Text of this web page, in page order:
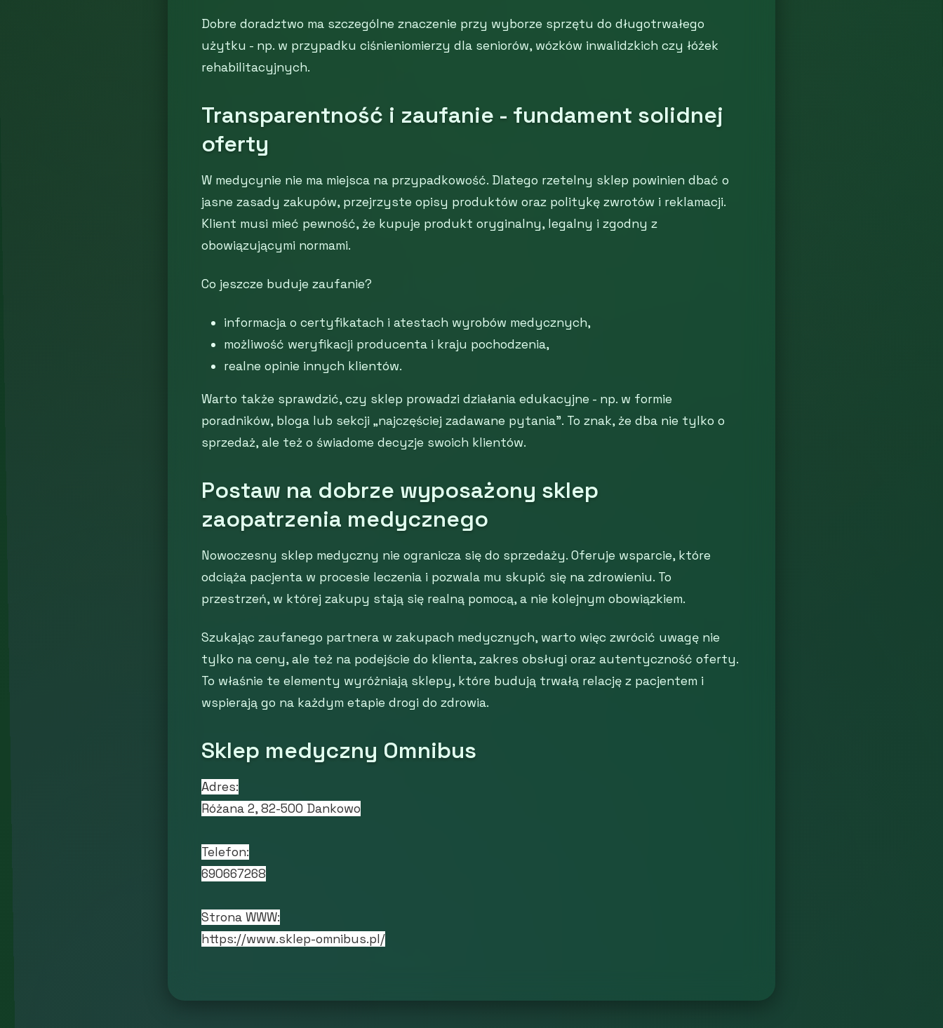
Dobre doradztwo ma szczególne znaczenie przy wyborze sprzętu do długotrwałego
użytku - np. w przypadku ciśnieniomierzy dla seniorów, wózków inwalidzkich czy łóżek
rehabilitacyjnych.
Transparentność i zaufanie - fundament solidnej
oferty
W medycynie nie ma miejsca na przypadkowość. Dlatego rzetelny sklep powinien dbać o
jasne zasady zakupów, przejrzyste opisy produktów oraz politykę zwrotów i reklamacji.
Klient musi mieć pewność, że kupuje produkt oryginalny, legalny i zgodny z
obowiązującymi normami.
Co jeszcze buduje zaufanie?
informacja o certyfikatach i atestach wyrobów medycznych,
możliwość weryfikacji producenta i kraju pochodzenia,
realne opinie innych klientów.
Warto także sprawdzić, czy sklep prowadzi działania edukacyjne - np. w formie
poradników, bloga lub sekcji „najczęściej zadawane pytania”. To znak, że dba nie tylko o
sprzedaż, ale też o świadome decyzje swoich klientów.
Postaw na dobrze wyposażony sklep
zaopatrzenia medycznego
Nowoczesny sklep medyczny nie ogranicza się do sprzedaży. Oferuje wsparcie, które
odciąża pacjenta w procesie leczenia i pozwala mu skupić się na zdrowieniu. To
przestrzeń, w której zakupy stają się realną pomocą, a nie kolejnym obowiązkiem.
Szukając zaufanego partnera w zakupach medycznych, warto więc zwrócić uwagę nie
tylko na ceny, ale też na podejście do klienta, zakres obsługi oraz autentyczność oferty.
To właśnie te elementy wyróżniają sklepy, które budują trwałą relację z pacjentem i
wspierają go na każdym etapie drogi do zdrowia.
Sklep medyczny Omnibus
Adres:
Różana 2, 82-500 Dankowo
Telefon:
690667268
Strona WWW:
https://www.sklep-omnibus.pl/